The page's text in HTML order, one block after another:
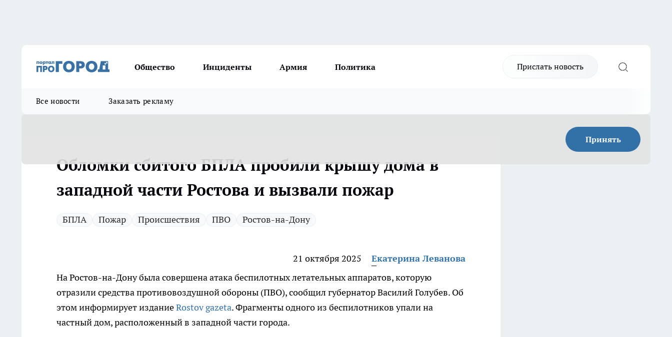
Общество Инциденты Армия Политика Прислать новость
Все новости Заказать рекламу
Принять
Обломки сбитого БПЛА пробили крышу дома в
западной части Ростова и вызвали пожар
БПЛА Пожар Происшествия ПВО Ростов-на-Дону
21 октября 2025
Екатерина Леванова
На Ростов-на-Дону была совершена атака беспилотных летательных аппаратов, которую
отразили средства противовоздушной обороны (ПВО), сообщил губернатор Василий Голубев. Об
этом информирует изданиеRostov gazeta. Фрагменты одного из беспилотников упали на
частный дом, расположенный в западной части города.